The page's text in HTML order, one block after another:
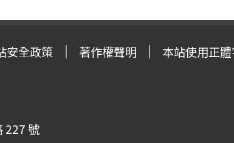
安全政策 著作權聲明 本站使用正
227 號